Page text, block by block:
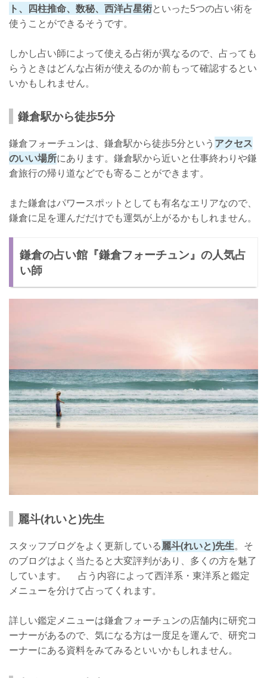
ト、四柱推命、数秘、西洋占星術といった5つの占い術を
使うことができるそうです。
しかし占い師によって使える占術が異なるので、占っても
らうときはどんな占術が使えるのか前もって確認するとい
いかもしれません。
鎌倉駅から徒歩5分
鎌倉フォーチュンは、鎌倉駅から徒歩5分という アクセス
のいい場所にあります。鎌倉駅から近いと仕事終わりや鎌
倉旅行の帰り道などでも寄ることができます。
また鎌倉はパワースポットとしても有名なエリアなので、
鎌倉に足を運んだだけでも運気が上がるかもしれません。
鎌倉の占い館『鎌倉フォーチュン』の人気占
い師
麗斗(れいと)先生
スタッフブログをよく更新している麗斗(れいと)先生。そ
のブログはよく当たると大変評判があり、多くの方を魅了
しています。 占う内容によって西洋系・東洋系と鑑定
メニューを分けて占ってくれます。
詳しい鑑定メニューは鎌倉フォーチュンの店舗内に研究コ
ーナーがあるので、気になる方は一度足を運んで、研究コ
ーナーにある資料をみてみるといいかもしれません。